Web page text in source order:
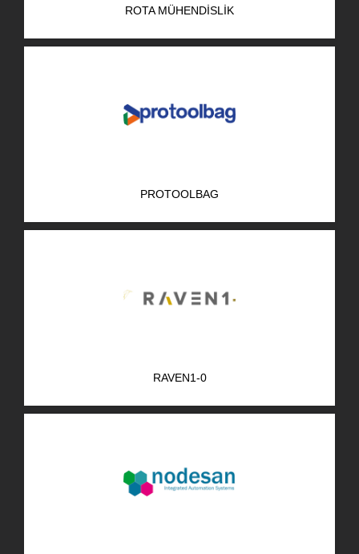
AR-GE Portal
EN
ROTA MÜHENDISLIK
PROTOOLBAG
RAVEN1-0